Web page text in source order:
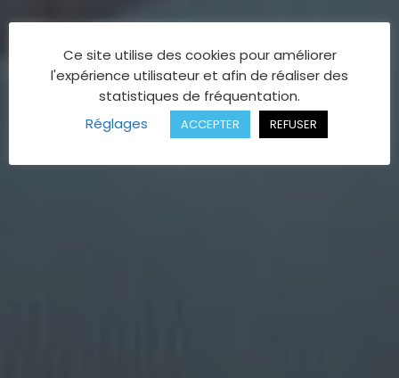
Ce site utilise des cookies pour améliorer
l'expérience utilisateur et afin de réaliser des
statistiques de fréquentation.
Réglages
ACCEPTER REFUSER